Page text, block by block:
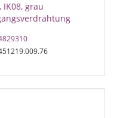
IK08, grau